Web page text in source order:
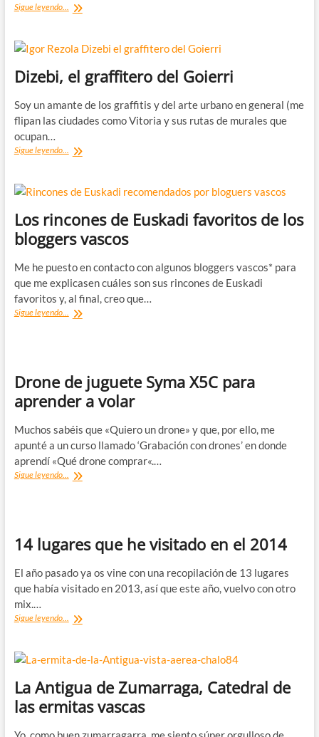
Sigue leyendo... Qué
Euskadi:
monte
y
Dizebi, el graffitero del Goierri
Soy un amante de los graffitis y del arte urbano en general (me
flipan las ciudades como Vitoria y sus rutas de murales que
ocupan…
Sigue leyendo... Dizebi,
del
Los rincones de Euskadi favoritos de los
bloggers vascos
Me he puesto en contacto con algunos bloggers vascos* para
que me explicasen cuáles son sus rincones de Euskadi
favoritos y, al final, creo que…
Sigue leyendo... Los
de
los
bloggers
Drone de juguete Syma X5C para
aprender a volar
Muchos sabéis que «Quiero un drone» y que, por ello, me
apunté a un curso llamado ‘Grabación con drones’ en donde
aprendí «Qué drone comprar«.…
Sigue leyendo... Drone
aprender
volar
14 lugares que he visitado en el 2014
El año pasado ya os vine con una recopilación de 13 lugares
que había visitado en 2013, así que este año, vuelvo con otro
mix.…
Sigue leyendo... 14
he
el
2014
La Antigua de Zumarraga, Catedral de
las ermitas vascas